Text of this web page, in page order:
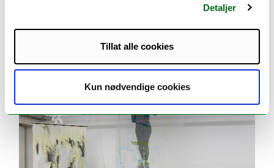
Detaljer
Tillat alle cookies
Kun nødvendige cookies
ANDRE STUDIER DU KANSKJE VIL LIKE